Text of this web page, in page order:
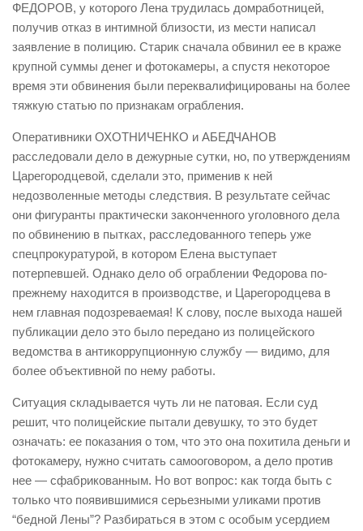
ФЕДОРОВ, у которого Лена трудилась домработницей,
получив отказ в интимной близости, из мести написал
заявление в полицию. Старик сначала обвинил ее в краже
крупной суммы денег и фотокамеры, а спустя некоторое
время эти обвинения были переквалифицированы на более
тяжкую статью по признакам ограбления.
Оперативники ОХОТНИЧЕНКО и АБЕДЧАНОВ
расследовали дело в дежурные сутки, но, по утверждениям
Царегородцевой, сделали это, применив к ней
недозволенные методы следствия. В результате сейчас
они фигуранты практически законченного уголовного дела
по обвинению в пытках, расследованного теперь уже
спецпрокуратурой, в котором Елена выступает
потерпевшей. Однако дело об ограблении Федорова по-
прежнему находится в производстве, и Царегородцева в
нем главная подозреваемая! К слову, после выхода нашей
публикации дело это было передано из полицейского
ведомства в антикоррупционную службу — видимо, для
более объективной по нему работы.
Ситуация складывается чуть ли не патовая. Если суд
решит, что полицейские пытали девушку, то это будет
означать: ее показания о том, что это она похитила деньги и
фотокамеру, нужно считать само­оговором, а дело против
нее — сфабрикованным. Но вот вопрос: как тогда быть с
только что появившимися серьезными уликами против
“бедной Лены”? Разбираться в этом с особым усердием